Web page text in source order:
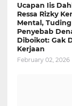
Ucapan Iis
Ressa Rizky
Mental, Tuding
Penyebab
Diboikot: Gak
Kerjaan
February 02, 2026